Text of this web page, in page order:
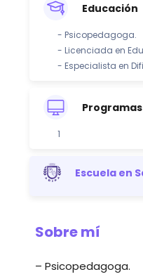
Educación
- Psicopedagoga.
- Licenciada en
- Especialista en
1
Escuela en
Sobre mí
– Psicopedagoga.